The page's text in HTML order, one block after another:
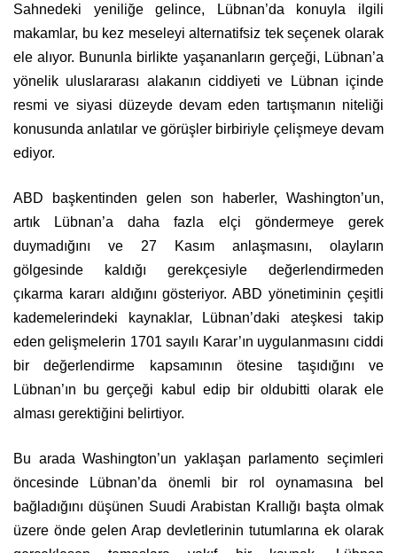
Sahnedeki yeniliğe gelince, Lübnan’da konuyla ilgili
makamlar, bu kez meseleyi alternatifsiz tek seçenek olarak
ele alıyor. Bununla birlikte yaşananların gerçeği, Lübnan’a
yönelik uluslararası alakanın ciddiyeti ve Lübnan içinde
resmi ve siyasi düzeyde devam eden tartışmanın niteliği
konusunda anlatılar ve görüşler birbiriyle çelişmeye devam
ediyor.
ABD başkentinden gelen son haberler, Washington’un,
artık Lübnan’a daha fazla elçi göndermeye gerek
duymadığını ve 27 Kasım anlaşmasını, olayların
gölgesinde kaldığı gerekçesiyle değerlendirmeden
çıkarma kararı aldığını gösteriyor. ABD yönetiminin çeşitli
kademelerindeki kaynaklar, Lübnan’daki ateşkesi takip
eden gelişmelerin 1701 sayılı Karar’ın uygulanmasını ciddi
bir değerlendirme kapsamının ötesine taşıdığını ve
Lübnan’ın bu gerçeği kabul edip bir oldubitti olarak ele
alması gerektiğini belirtiyor.
Bu arada Washington’un yaklaşan parlamento seçimleri
öncesinde Lübnan’da önemli bir rol oynamasına bel
bağladığını düşünen Suudi Arabistan Krallığı başta olmak
üzere önde gelen Arap devletlerinin tutumlarına ek olarak